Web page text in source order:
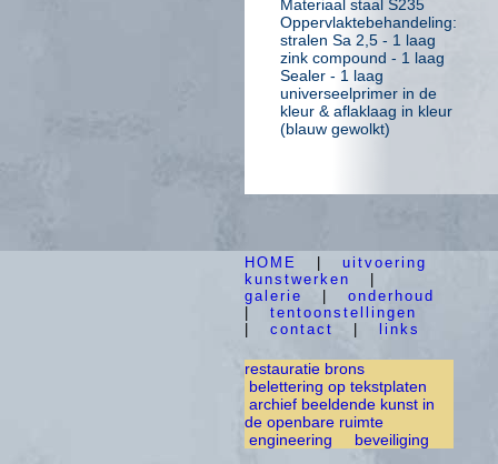
Materiaal staal S235
Oppervlaktebehandeling:
stralen Sa 2,5 - 1 laag
zink compound - 1 laag
Sealer - 1 laag
universeelprimer in de
kleur & aflaklaag in kleur
(blauw gewolkt)
HOME
uitvoering
kunstwerken
galerie
onderhoud
tentoonstellingen
contact links
restauratie brons
belettering op tekstplaten
archief beeldende kunst in
de openbare ruimte
engineering
beveiliging